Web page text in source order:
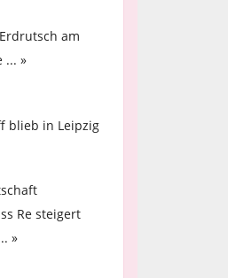
am
... »
blieb in Leipzig
Re steigert
»